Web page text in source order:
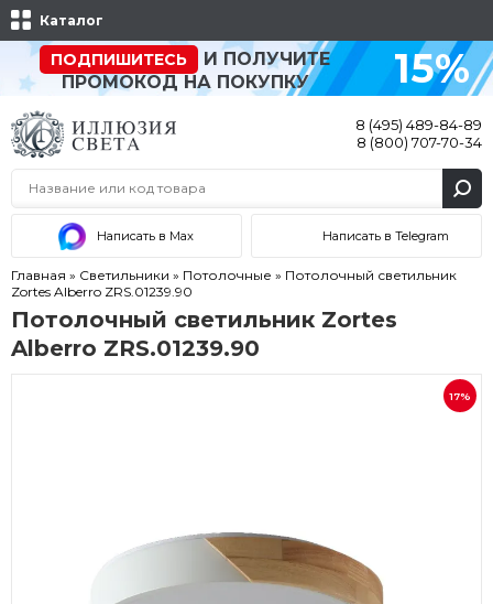
Каталог
ПОДПИШИТЕСЬ
И ПОЛУЧИТЕ
ПРОМОКОД НА ПОКУПКУ
15%
8 (495) 489-84-89
8 (800) 707-70-34
Написать в Max Написать в Telegram
Главная » Светильники » Потолочные » Потолочный светильник
Zortes Alberro ZRS.01239.90
Потолочный светильник Zortes
Alberro ZRS.01239.90
17%